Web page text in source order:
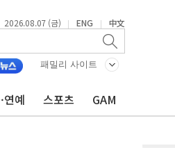
2026.08.07 (금) | ENG | 中文
패밀리 사이트
연예 스포츠 GAM
증가" 전망
발 작전"